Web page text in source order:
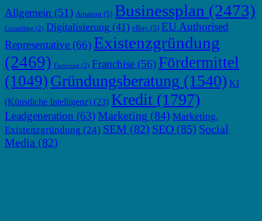
Allgemein (51) Amazon (5) Businessplan (2473)
Consulting (2) Digitalisierung (41) eBay (5) EU Authorised
Representative (66) Existenzgründung
(2469) Factoring (2) Franchise (56) Fördermittel
(1049) Gründungsberatung (1540) KI
(Künstliche Intelligenz) (23) Kredit (1797)
Leadgeneration (63)Marketing (84) Marketing.
Existenzgründung (24) SEM (82) SEO (85) Social
Media (82)